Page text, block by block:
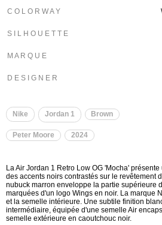
C O L O R W A Y
S I L H O U E T T E
M A R Q U E
D E S I G N E R
Nike Jordan 1 Brown
Peter Moore 2024
La Air Jordan 1 Retro Low OG 'Mocha'
des accents noirs contrastés sur le revêtement
nubuck marron enveloppe la partie supérieure
marquées d'un logo Wings en noir. La marque
et la semelle intérieure. Une subtile finition
intermédiaire, équipée d'une semelle Air
semelle extérieure en caoutchouc noir.